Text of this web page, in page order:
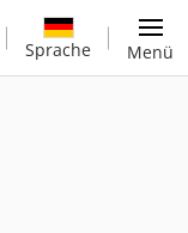
Sprache Menü